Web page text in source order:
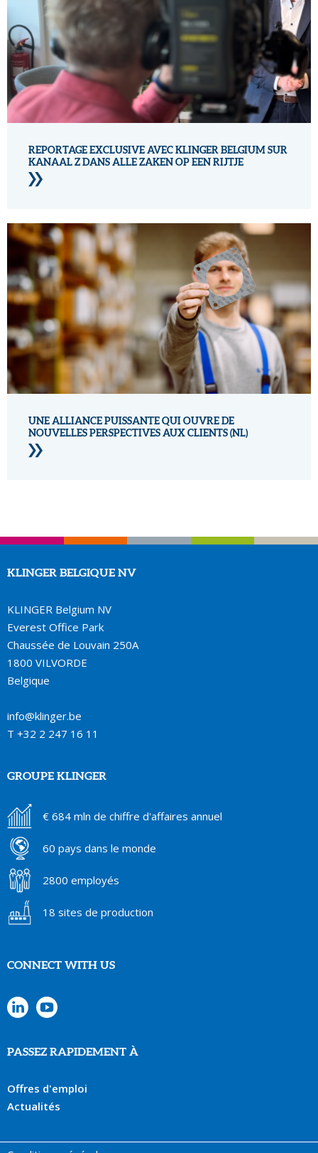
REPORTAGE EXCLUSIVE AVEC KLINGER BELGIUM SUR
KANAAL Z DANS ALLE ZAKEN OP EEN RIJTJE
UNE ALLIANCE PUISSANTE QUI OUVRE DE
NOUVELLES PERSPECTIVES AUX CLIENTS (NL)
KLINGER BELGIQUE NV
KLINGER Belgium NV
Everest Office Park
Chaussée de Louvain 250A
1800 VILVORDE
Belgique
info@klinger.be
T +32 2 247 16 11
GROUPE KLINGER
€ 684 mln de chiffre d'affaires annuel
60 pays dans le monde
2800 employés
18 sites de production
CONNECT WITH US
PASSEZ RAPIDEMENT À
Offres d'emploi
Actualités